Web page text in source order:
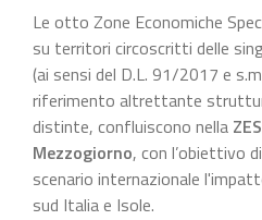
Le otto Zone Economiche
su territori circoscritti delle
(ai sensi del D.L. 91/2017 e
riferimento altrettante
distinte, confluiscono nella
Mezzogiorno, con l’obiettivo
scenario internazionale
sud Italia e Isole.